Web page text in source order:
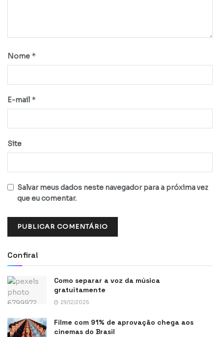
Nome *
E-mail *
Site
Salvar meus dados neste navegador para a próxima vez
que eu comentar.
Confira!
Como separar a voz da música
gratuitamente
29/12/2025
Filme com 91% de aprovação chega aos
cinemas do Brasil